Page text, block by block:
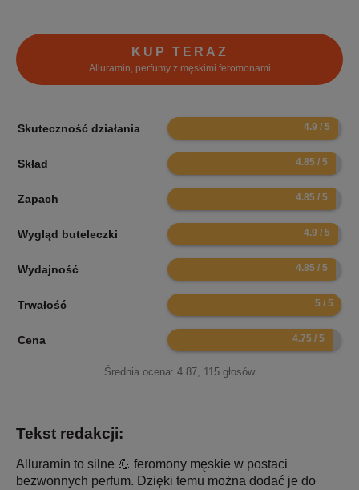
KUP TERAZ
Alluramin, perfumy z męskimi feromonami
Skuteczność działania 9.8
Skład 9.7
Zapach 9.7
Wygląd buteleczki 9.8
Wydajność 9.7
Trwałość 10
Cena 9.5
Średnia ocena: 4.87, 115 głosów
Tekst redakcji:
Alluramin to silne 💪 feromony męskie w postaci
bezwonnych perfum. Dzięki temu można dodać je do